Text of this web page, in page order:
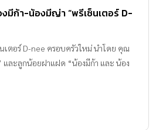
มีก้า-น้องมีญ่า “พรีเซ็นเตอร์ D-
เตอร์ D-nee ครอบครัวใหม่ นำโดย คุณ
ละลูกน้อยฝาแฝด “น้องมีก้า และ น้อง